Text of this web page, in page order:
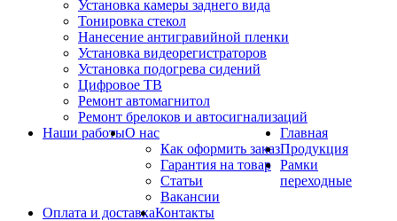
Установка камеры заднего вида
Тонировка стекол
Нанесение антигравийной пленки
Установка видеорегистраторов
Установка подогрева сидений
Цифровое ТВ
Ремонт автомагнитол
Ремонт брелоков и автосигнализаций
Наши работыО нас
Как оформить заказ
Гарантия на товар
Статьи
Вакансии
Оплата и доставкаКонтакты
Главная
Продукция
Рамки
переходные